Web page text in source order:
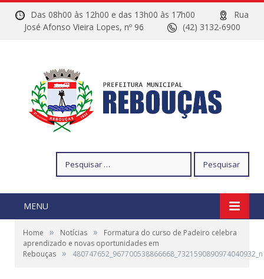
Das 08h00 às 12h00 e das 13h00 às 17h00
Rua
José Afonso Vieira Lopes, nº 96
(42) 3132-6900
por:
MENU
Home » Notícias »
Formatura do curso de Padeiro celebra
aprendizado e novas oportunidades em
Rebouças » 480747652_967700538866668_7321590890974040932_n